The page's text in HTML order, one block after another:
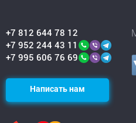
+7 812 644 78 12
+7 952 244 43 11
+7 995 606 76 69
Написать нам